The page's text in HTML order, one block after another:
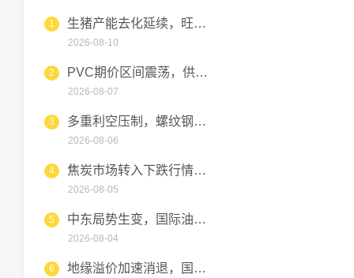
1 生猪产能去化延续，旺季补栏与
2026-08-10
2 PVC期价区间震荡，供需博弈
2026-08-07
3 多重利空压制，螺纹钢期货维持
2026-08-06
4 焦炭市场转入下跌行情，钢厂压
2026-08-05
5 中东局势生变，国际油价高位跳
2026-08-04
6 地缘溢价加速消退，国际油价短